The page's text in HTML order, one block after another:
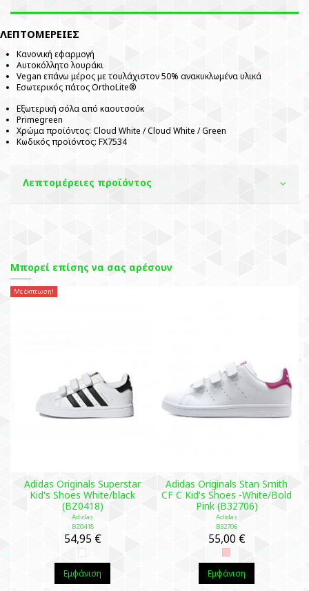
ΛΕΠΤΟΜΕΡΕΙΕΣ
Κανονική εφαρμογή
Αυτοκόλλητο λουράκι
Vegan επάνω μέρος με τουλάχιστον 50% ανακυκλωμένα υλικά
Εσωτερικός πάτος OrthoLite®
Εξωτερική σόλα από καουτσούκ
Primegreen
Χρώμα προϊόντος: Cloud White / Cloud White / Green
Κωδικός προϊόντος: FX7534
Λεπτομέρειες προϊόντος
Μπορεί επίσης να σας αρέσουν
Με έκπτωση!
Adidas Originals Superstar
Kid's Shoes White/black
(BZ0418)
Adidas
BZ0418
54,95 €
Εμφάνιση
Adidas Originals Stan Smith
CF C Kid's Shoes -White/Bold
Pink (B32706)
Adidas
B32706
55,00 €
Εμφάνιση